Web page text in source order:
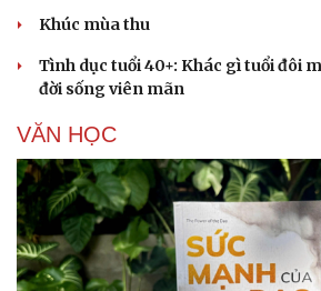
Khúc mùa thu
Tình dục tuổi 40+: Khác gì tuổi đôi
đời sống viên mãn
VĂN HỌC